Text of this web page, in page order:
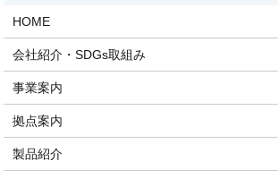
HOME
会社紹介・SDGs取組み
事業案内
拠点案内
製品紹介